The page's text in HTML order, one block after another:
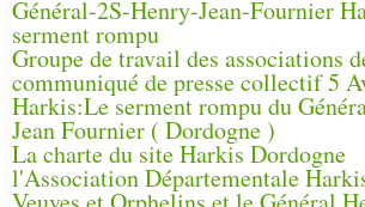
Général-2S-Henry-Jean-Fournier
serment rompu
Groupe de travail des associations
communiqué de presse collectif 5
Harkis:Le serment rompu du
Jean Fournier ( Dordogne )
La charte du site Harkis Dordogne
l'Association Départementale